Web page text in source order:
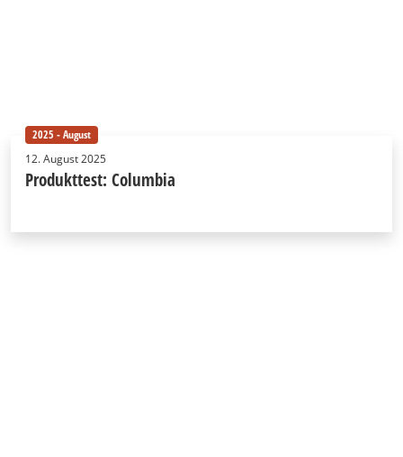
2025 - August
12. August 2025
Produkttest: Columbia